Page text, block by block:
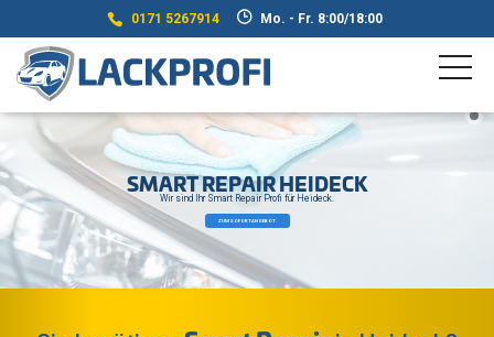
0171 5267914 Mo. - Fr. 8:00/18:00
SMART REPAIR HEIDECK
Wir sind Ihr Smart Repair Profi für Heideck.
ZUM SOFORTANGEBOT